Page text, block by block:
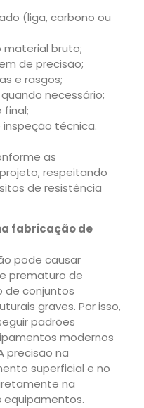
(liga, carbono ou
bruto;
de precisão;
e rasgos;
necessário;
técnica.
as
respeitando
de resistência
fabricação de
pode causar
prematuro de
de conjuntos
graves. Por isso,
padrões
modernos
precisão na
superficial e no
na
equipamentos.